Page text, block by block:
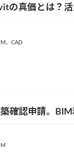
の真価とは？
、 CAD
確認申請。